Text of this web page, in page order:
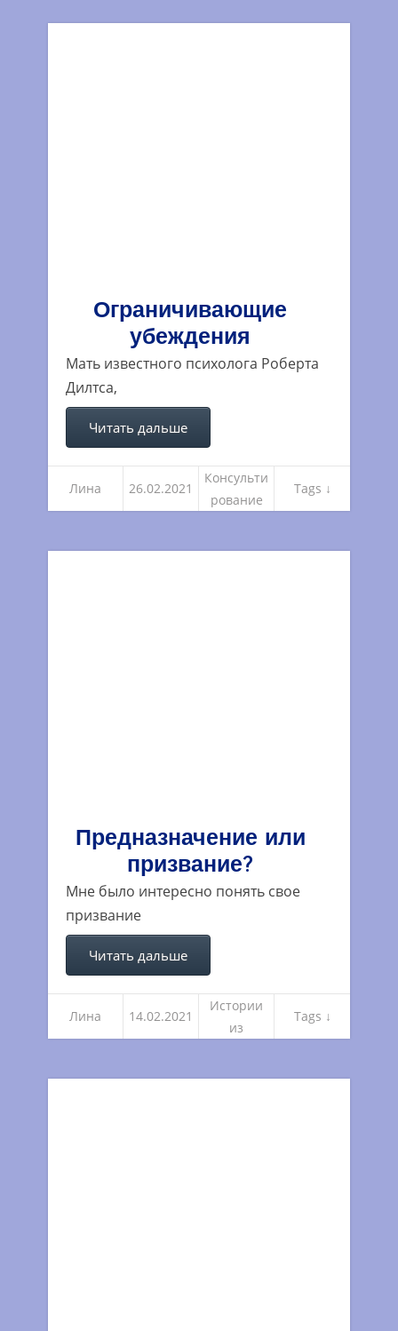
Ограничивающие
убеждения
Мать известного психолога Роберта
Дилтса,
Читать дальше
Лина 26.02.2021
Консульти
рование
Tags ↓
Предназначение или
призвание?
Мне было интересно понять свое
призвание
Читать дальше
Лина 14.02.2021
Истории
из
Tags ↓